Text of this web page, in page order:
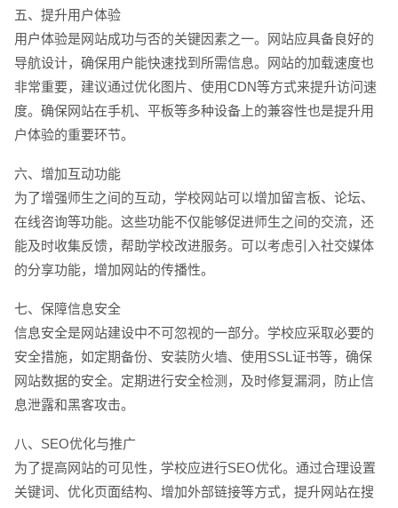
五、提升用户体验
用户体验是网站成功与否的关键因素之一。网站应具备良好的
导航设计，确保用户能快速找到所需信息。网站的加载速度也
非常重要，建议通过优化图片、使用CDN等方式来提升访问速
度。确保网站在手机、平板等多种设备上的兼容性也是提升用
户体验的重要环节。
六、增加互动功能
为了增强师生之间的互动，学校网站可以增加留言板、论坛、
在线咨询等功能。这些功能不仅能够促进师生之间的交流，还
能及时收集反馈，帮助学校改进服务。可以考虑引入社交媒体
的分享功能，增加网站的传播性。
七、保障信息安全
信息安全是网站建设中不可忽视的一部分。学校应采取必要的
安全措施，如定期备份、安装防火墙、使用SSL证书等，确保
网站数据的安全。定期进行安全检测，及时修复漏洞，防止信
息泄露和黑客攻击。
八、SEO优化与推广
为了提高网站的可见性，学校应进行SEO优化。通过合理设置
关键词、优化页面结构、增加外部链接等方式，提升网站在搜